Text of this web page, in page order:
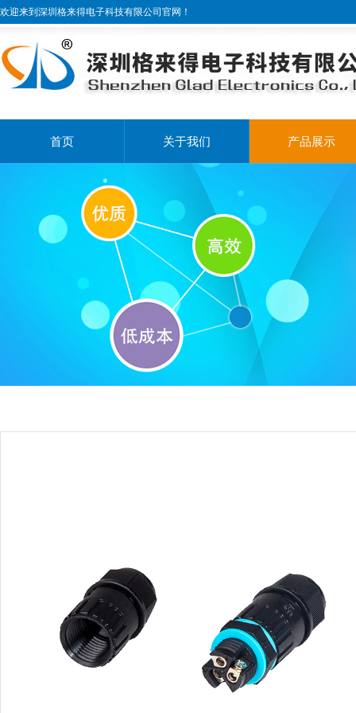
欢迎来到深圳格来得电子科技有限公司官网！
首页 关于我们 产品展示